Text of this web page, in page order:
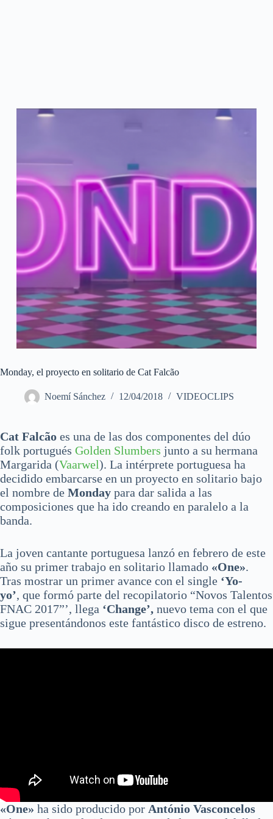
Monday, el proyecto en solitario de Cat Falcão
Noemí Sánchez 12/04/2018 VIDEOCLIPS
Cat Falcão es una de las dos componentes del dúo
folk portugués Golden Slumbers junto a su hermana
Margarida (Vaarwel). La intérprete portuguesa ha
decidido embarcarse en un proyecto en solitario bajo
el nombre de Monday para dar salida a las
composiciones que ha ido creando en paralelo a la
banda.
La joven cantante portuguesa lanzó en febrero de este
año su primer trabajo en solitario llamado «One».
Tras mostrar un primer avance con el single ‘Yo-
yo’, que formó parte del recopilatorio “Novos Talentos
FNAC 2017”’, llega ‘Change’, nuevo tema con el que
sigue presentándonos este fantástico disco de estreno.
«One» ha sido producido por António Vasconcelos